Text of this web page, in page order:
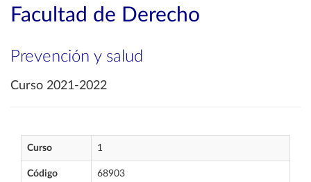
Facultad de Derecho
Prevención y salud
Curso 2021-2022
Curso 1
Código 68903